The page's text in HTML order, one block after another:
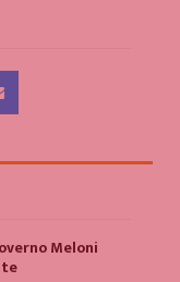
Meloni